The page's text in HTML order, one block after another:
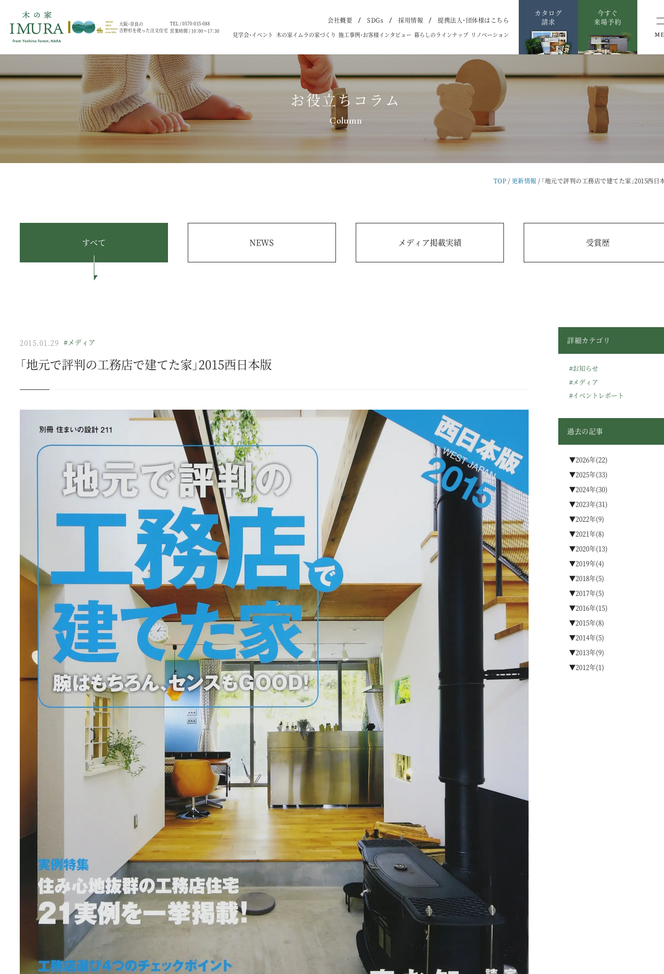
大阪・奈良の
吉野杉を使った注文住宅
TEL /0570-035-088
営業時間 / 10：00～17：30
会社概要 SDGs 採用情報 提携法人・団体様はこちら
見学会・イベント 木の家イムラの家づくり 施工事例・お客様インタビュー 暮らしのラインナップ リノベーション
カタログ
請求
今すぐ
来場予約
お役立ちコラム
Column
TOP 更新情報 「地元で評判の工務店で建てた家」2015西日
すべて NEWS メディア掲載実績 受賞歴
詳細カテゴリ
#お知らせ
#メディア
#イベントレポート
過去の記事
▼2026年(22)
▼2025年(33)
▼2024年(30)
▼2023年(31)
▼2022年(9)
▼2021年(8)
▼2020年(13)
▼2019年(4)
▼2018年(5)
▼2017年(5)
▼2016年(15)
▼2015年(8)
▼2014年(5)
▼2013年(9)
▼2012年(1)
2015.01.29 #メディア
「地元で評判の工務店で建てた家」2015西日本版